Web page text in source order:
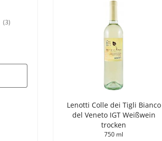
(3)
Lenotti Colle dei Tigli Bianco
del Veneto IGT Weißwein
trocken
750 ml